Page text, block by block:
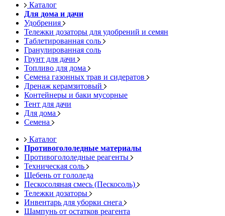
Каталог
Для дома и дачи
Удобрения
Тележки дозаторы для удобрений и семян
Таблетированная соль
Гранулированная соль
Грунт для дачи
Топливо для дома
Семена газонных трав и сидератов
Дренаж керамзитовый
Контейнеры и баки мусорные
Тент для дачи
Для дома
Семена
Каталог
Противогололедные материалы
Противогололедные реагенты
Техническая соль
Щебень от гололеда
Пескосоляная смесь (Пескосоль)
Тележки дозаторы
Инвентарь для уборки снега
Шампунь от остатков реагента